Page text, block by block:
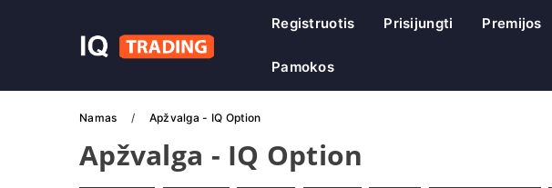
Registruotis Prisijungti Premijos
Pamokos
Namas Apžvalga - IQ Option
Apžvalga - IQ Option